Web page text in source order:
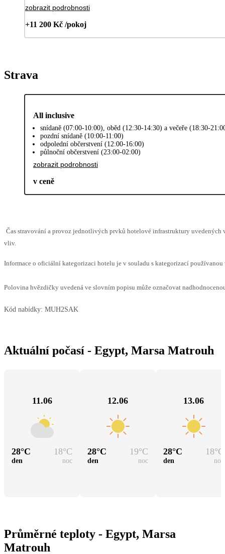
zobrazit podrobnosti
+11 200 Kč /pokoj
Strava
All inclusive
snídaně (07:00-10:00), oběd (12:30-14:30) a večeře (18:30-
pozdní snídaně (10:00-11:00)
odpolední občerstvení (12:00-16:00)
půlnoční občerstvení (23:00-02:00)
zobrazit podrobnosti
v ceně
Čas stravování a provoz jednotlivých prvků hotelové infrastruktury uvedených
vliv.
Informace o oficiální kategorizaci hotelu je v souladu s kategorizací
Polovina hvězdičky uvedená ve slovním popisu může označovat
Kód nabídky: MUH2SAK
Aktuální počasí - Egypt, Marsa Matrouh
11.06
28°C 18°C
den noc
12.06
28°C 19°C
den noc
13.06
28°C 18°C
den noc
Průměrné teploty - Egypt, Marsa
Matrouh